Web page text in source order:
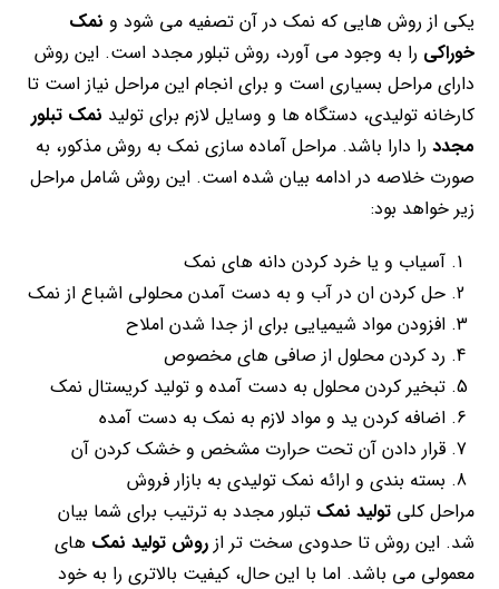
یکی از روش هایی که نمک در آن تصفیه می شود و نمک
خوراکی را به وجود می آورد، روش تبلور مجدد است. این روش
دارای مراحل بسیاری است و برای انجام این مراحل نیاز است تا
کارخانه تولیدی، دستگاه ها و وسایل لازم برای تولید نمک تبلور
مجدد را دارا باشد. مراحل آماده سازی نمک به روش مذکور، به
صورت خلاصه در ادامه بیان شده است. این روش شامل مراحل
زیر خواهد بود:
آسیاب و یا خرد کردن دانه های نمک
حل کردن ان در آب و به دست آمدن محلولی اشباع از نمک
افزودن مواد شیمیایی برای از جدا شدن املاح
رد کردن محلول از صافی های مخصوص
تبخیر کردن محلول به دست آمده و تولید کریستال نمک
اضافه کردن ید و مواد لازم به نمک به دست آمده
قرار دادن آن تحت حرارت مشخص و خشک کردن آن
بسته بندی و ارائه نمک تولیدی به بازار فروش
مراحل کلیتولید نمک تبلور مجدد به ترتیب برای شما بیان
شد. این روش تا حدودی سخت تر ازروش تولید نمک های
معمولی می باشد. اما با این حال، کیفیت بالاتری را به خود